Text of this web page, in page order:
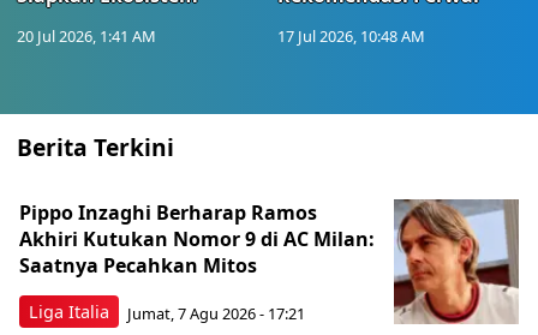
20 Jul 2026, 1:41 AM 17 Jul 2026, 10:48 AM
Berita Terkini
Liga Italia
Pippo Inzaghi Berharap Ramos
Akhiri Kutukan Nomor 9 di AC Milan:
Saatnya Pecahkan Mitos
Jumat, 7 Agu 2026 - 17:21